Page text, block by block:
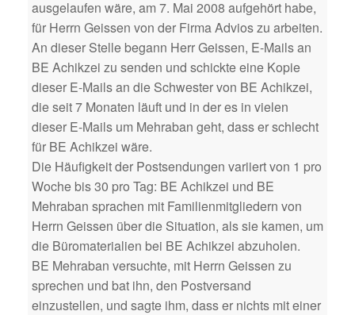
ausgelaufen wäre, am 7. Mai 2008 aufgehört habe,
für Herrn Geissen von der Firma Advios zu arbeiten.
An dieser Stelle begann Herr Geissen, E-Mails an
BE Achikzei zu senden und schickte eine Kopie
dieser E-Mails an die Schwester von BE Achikzei,
die seit 7 Monaten läuft und in der es in vielen
dieser E-Mails um Mehraban geht, dass er schlecht
für BE Achikzei wäre.
Die Häufigkeit der Postsendungen variiert von 1 pro
Woche bis 30 pro Tag: BE Achikzei und BE
Mehraban sprachen mit Familienmitgliedern von
Herrn Geissen über die Situation, als sie kamen, um
die Büromaterialien bei BE Achikzei abzuholen.
BE Mehraban versuchte, mit Herrn Geissen zu
sprechen und bat ihn, den Postversand
einzustellen, und sagte ihm, dass er nichts mit einer